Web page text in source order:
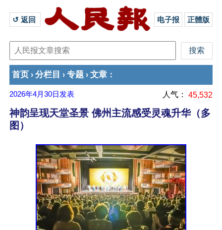
↺ 返回 电子报 正體版
首页 › 分栏目 › 专题 › 文章 ：
2026年4月30日 发表 人气： 45,532
神韵呈现天堂圣景 佛州主流感受灵魂升华（多
图）